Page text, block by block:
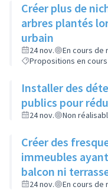
Créer plus de nichoirs dans les nouveaux
arbres plantés
urbain
24 nov.
En cours de
Propositions en
Installer des
publics pour
24 nov. Non
Créer des
immeubles
balcon ni
24 nov. En cours de